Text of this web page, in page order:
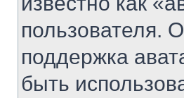
пользователя.
поддержка
быть